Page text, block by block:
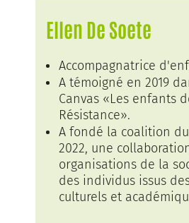
Ellen De Soete
Accompagnatrice
A témoigné en 2019
Canvas «Les enfants
Résistance».
A fondé la coalition
2022, une
organisations de la
des individus issus
culturels et